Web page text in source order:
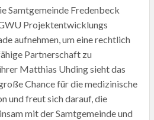
Samtgemeinde Fredenbeck
Projektentwicklungs
aufnehmen, um eine rechtlich
Partnerschaft zu
Matthias Uhding sieht das
Chance für die medizinische
und freut sich darauf, die
mit der Samtgemeinde und